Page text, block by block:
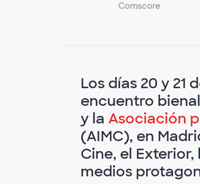
Comscore
Los días 20 y 21
encuentro
y la Asociación
(AIMC), en
Cine, el Exterior,
medios